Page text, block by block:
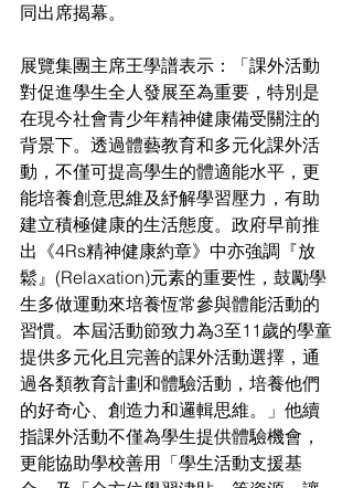
同出席揭幕。
展覽集團主席王學譜表示：「課外活動
對促進學生全人發展至為重要，特別是
在現今社會青少年精神健康備受關注的
背景下。透過體藝教育和多元化課外活
動，不僅可提高學生的體適能水平，更
能培養創意思維及紓解學習壓力，有助
建立積極健康的生活態度。政府早前推
出《4Rs精神健康約章》中亦強調『放
鬆』(Relaxation)元素的重要性，鼓勵學
生多做運動來培養恆常參與體能活動的
習慣。本屆活動節致力為3至11歲的學童
提供多元化且完善的課外活動選擇，通
過各類教育計劃和體驗活動，培養他們
的好奇心、創造力和邏輯思維。」他續
指課外活動不僅為學生提供體驗機會，
更能協助學校善用「學生活動支援基